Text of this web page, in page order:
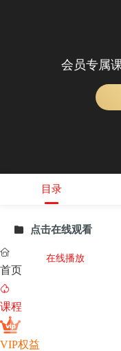
会员专属
目录
 点击在线观看
在线播放

首页

课程
VIP权益